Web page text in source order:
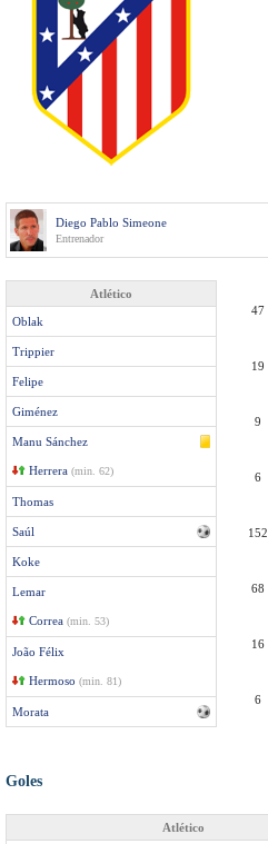
Diego Pablo Simeone
Entrenador
Atlético
Oblak
Trippier
Felipe
Giménez
Manu Sánchez
Herrera (min. 62)
Thomas
Saúl
Koke
Lemar
Correa (min. 53)
João Félix
Hermoso (min. 81)
Morata
47
19
9
6
152
68
16
6
Goles
Atlético